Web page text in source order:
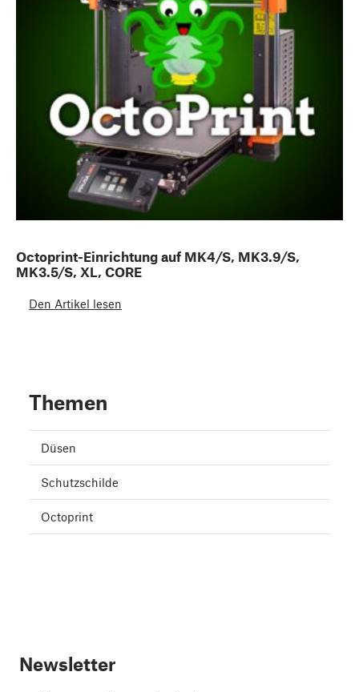
Octoprint-Einrichtung auf MK4/S, MK3.9/S,
MK3.5/S, XL, CORE
Den Artikel lesen
Themen
Düsen
Schutzschilde
Octoprint
Newsletter